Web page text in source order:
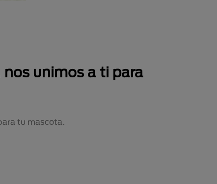
unimos a ti para
tu mascota.